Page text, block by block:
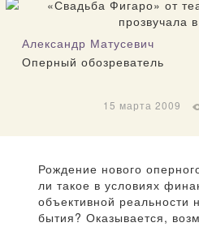
Александр Матусевич
Оперный обозреватель
15 марта 2009
Рождение нового
ли такое в условиях
объективной реальности
бытия? Оказывается,